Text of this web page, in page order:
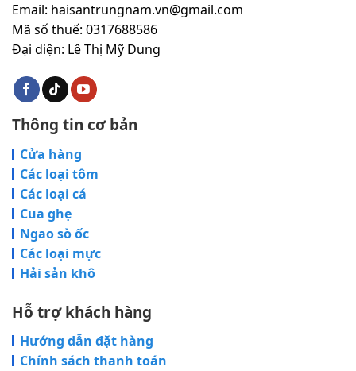
Email: haisantrungnam.vn@gmail.com
Mã số thuế: 0317688586
Đại diện: Lê Thị Mỹ Dung
Thông tin cơ bản
Cửa hàng
Các loại tôm
Các loại cá
Cua ghẹ
Ngao sò ốc
Các loại mực
Hải sản khô
Hỗ trợ khách hàng
Hướng dẫn đặt hàng
Chính sách thanh toán